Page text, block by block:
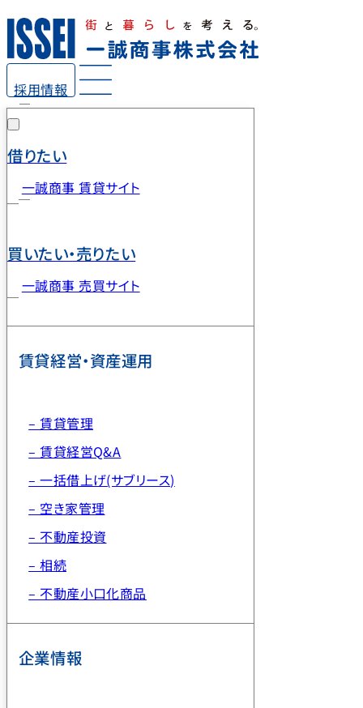
採用情報
借りたい
一誠商事 賃貸サイト
買いたい・売りたい
一誠商事 売買サイト
賃貸経営・資産運用
– 賃貸管理
– 賃貸経営Q&A
– 一括借上げ(サブリース)
– 空き家管理
– 不動産投資
– 相続
– 不動産小口化商品
企業情報